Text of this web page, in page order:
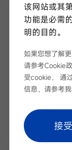
项目案例
走进华晟
研发实力
华晟荣誉
视频
新闻中心
新闻资讯
展会论坛
招标公告
服务支持
序列号查询
联系我们
Copyright © 安徽华晟
2022005100号
该网站或其
功能是必需
明的目的。
如果您想了解
请参考Cookie
受cookie， 通
信息，请参考
接受